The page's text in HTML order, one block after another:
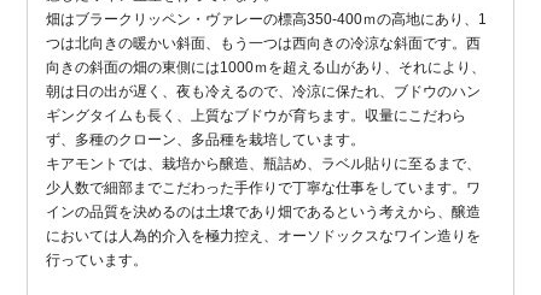
畑はブラークリッペン・ヴァレーの標高350-400ｍの高地にあり、1
つは北向きの暖かい斜面、もう一つは西向きの冷涼な斜面です。西
向きの斜面の畑の東側には1000ｍを超える山があり、それにより、
朝は日の出が遅く、夜も冷えるので、冷涼に保たれ、ブドウのハン
ギングタイムも長く、上質なブドウが育ちます。収量にこだわら
ず、多種のクローン、多品種を栽培しています。
キアモントでは、栽培から醸造、瓶詰め、ラベル貼りに至るまで、
少人数で細部までこだわった手作りで丁寧な仕事をしています。ワ
インの品質を決めるのは土壌であり畑であるという考えから、醸造
においては人為的介入を極力控え、オーソドックスなワイン造りを
行っています。